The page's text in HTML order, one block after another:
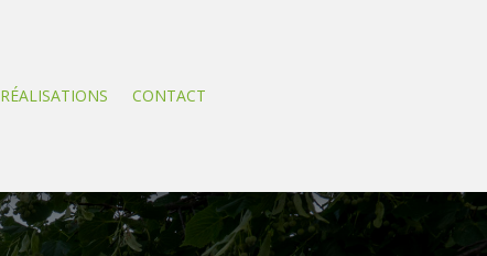
RÉALISATIONS CONTACT